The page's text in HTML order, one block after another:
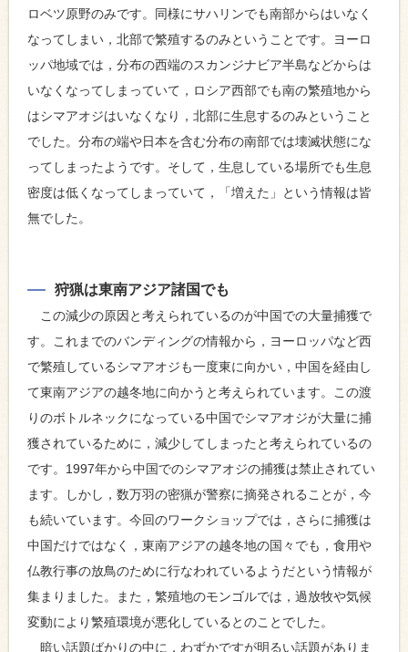
ロベツ原野のみです。同様にサハリンでも南部からはいなく
なってしまい，北部で繁殖するのみということです。ヨーロ
ッパ地域では，分布の西端のスカンジナビア半島などからは
いなくなってしまっていて，ロシア西部でも南の繁殖地から
はシマアオジはいなくなり，北部に生息するのみということ
でした。分布の端や日本を含む分布の南部では壊滅状態にな
ってしまったようです。そして，生息している場所でも生息
密度は低くなってしまっていて，「増えた」という情報は皆
無でした。
狩猟は東南アジア諸国でも
この減少の原因と考えられているのが中国での大量捕獲で
す。これまでのバンディングの情報から，ヨーロッパなど西
で繁殖しているシマアオジも一度東に向かい，中国を経由し
て東南アジアの越冬地に向かうと考えられています。この渡
りのボトルネックになっている中国でシマアオジが大量に捕
獲されているために，減少してしまったと考えられているの
です。1997年から中国でのシマアオジの捕獲は禁止されてい
ます。しかし，数万羽の密猟が警察に摘発されることが，今
も続いています。今回のワークショップでは，さらに捕獲は
中国だけではなく，東南アジアの越冬地の国々でも，食用や
仏教行事の放鳥のために行なわれているようだという情報が
集まりました。また，繁殖地のモンゴルでは，過放牧や気候
変動により繁殖環境が悪化しているとのことでした。
暗い話題ばかりの中に，わずかですが明るい話題がありま